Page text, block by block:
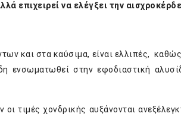
επιχειρεί να ελέγξει την
και στα καύσιμα, είναι ελλιπές, καθώς
ενσωματωθεί στην εφοδιαστική
τιμές χονδρικής αυξάνονται